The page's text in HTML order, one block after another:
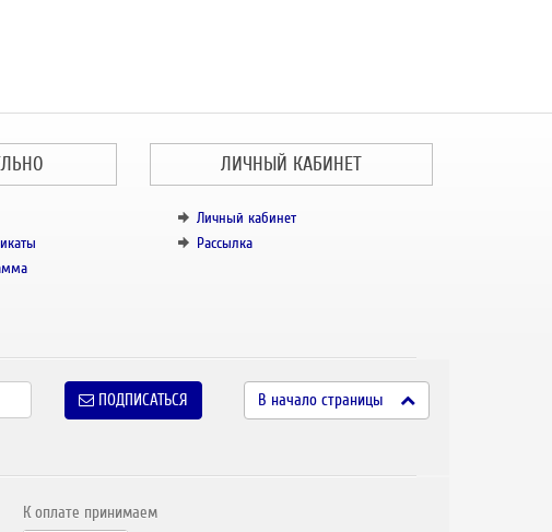
ЛИЧНЫЙ КАБИНЕТ
Личный кабинет
Рассылка
ПОДПИСАТЬСЯ В начало страницы
К оплате принимаем